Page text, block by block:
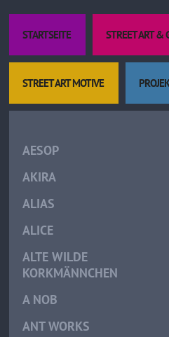
STARTSEITE STREET ART &
STREET ART MOTIVE
AESOP
AKIRA
ALIAS
ALICE
ALTE WILDE
KORKMÄNNCHEN
A NOB
ANT WORKS